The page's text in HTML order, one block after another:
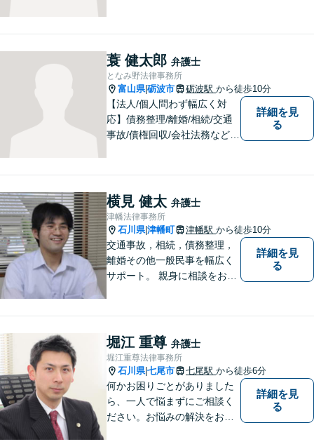
蓑 健太郎 弁護士
となみ野法律事務所
富山県|砺波市 砺波駅 から徒歩10分
【法人/個人問わず幅広く対
応】債務整理/離婚/相続/交通
事故/債権回収/会社法務など幅
ますので、ぜひ一度ご相談く
ださい。【JR「砺波駅」10
分】
詳細を見
る
横見 健太 弁護士
津幡法律事務所
石川県|津幡町 津幡駅 から徒歩10分
交通事故，相続，債務整理，
離婚その他一般民事を幅広く
サポート。 親身に相談をお聞
詳細を見
る
堀江 重尊 弁護士
堀江重尊法律事務所
石川県|七尾市 七尾駅 から徒歩6分
何かお困りごとがありました
ら、一人で悩まずにご相談く
ださい。お悩みの解決をお手
詳細を見
る